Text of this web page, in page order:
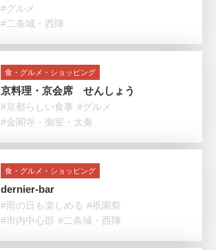
#グルメ
#二条城・西陣
食・グルメ・ショッピング
京料理・京会席 せんしょう
#京都らしい食事 #グルメ
#金閣寺・御室・太秦
食・グルメ・ショッピング
dernier-bar
#雨の日も楽しめる #祇園祭
#市内中心部 #二条城・西陣